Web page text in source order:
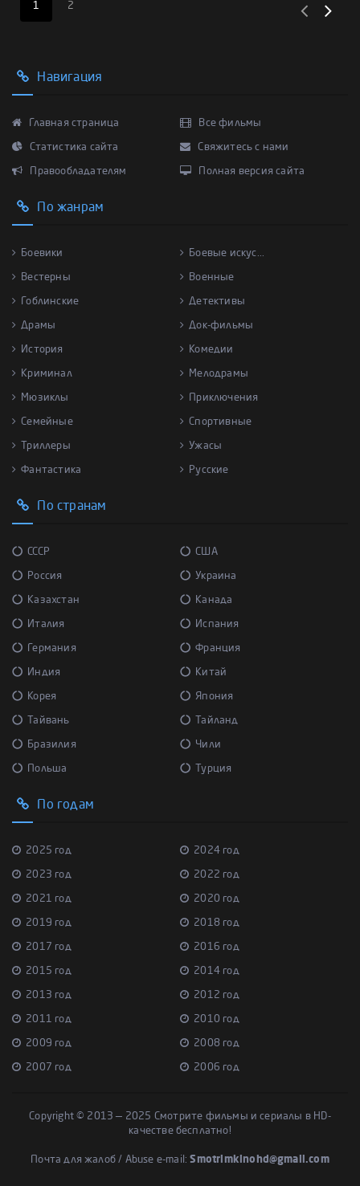
1 2
Навигация
Главная страница Все фильмы
Статистика сайта Свяжитесь с нами
Правообладателям Полная версия сайта
По жанрам
Боевики Боевые искус...
Вестерны Военные
Гоблинские Детективы
Драмы Док-фильмы
История Комедии
Криминал Мелодрамы
Мюзиклы Приключения
Семейные Спортивные
Триллеры Ужасы
Фантастика Русские
По странам
СССР США
Россия Украина
Казахстан Канада
Италия Испания
Германия Франция
Индия Китай
Корея Япония
Тайвань Тайланд
Бразилия Чили
Польша Турция
По годам
2025 год 2024 год
2023 год 2022 год
2021 год 2020 год
2019 год 2018 год
2017 год 2016 год
2015 год 2014 год
2013 год 2012 год
2011 год 2010 год
2009 год 2008 год
2007 год 2006 год
Copyright © 2013 — 2025 Смотрите фильмы и сериалы в HD-
качестве бесплатно!
Почта для жалоб / Abuse e-mail:Smotrimkinohd@gmail.com